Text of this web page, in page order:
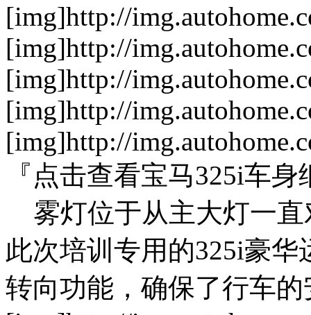
[img]http://
[img]http://
[img]http://
[img]http://
[img]http://
『点击查看宝马325i车身
雾灯位于从主大灯一直
此次培训专用的325i豪
转向功能，确保了行车